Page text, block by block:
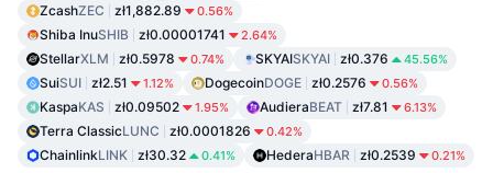
ZcashZEC zł1,882.89 0.56%
Shiba InuSHIB zł0.00001741 2.64%
StellarXLM zł0.5978 0.74% SKYAISKYAI zł0.376 45.56%
SuiSUI zł2.51 1.12% DogecoinDOGE zł0.2576 0.56%
KaspaKAS zł0.09502 1.95% AudieraBEAT zł7.81 6.13%
Terra ClassicLUNC zł0.0001826 0.42%
ChainlinkLINK zł30.32 0.41% HederaHBAR zł0.2539 0.21%